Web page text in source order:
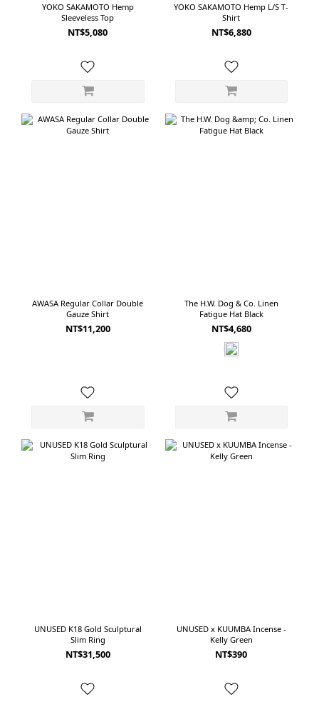
素材的襯衫與短褲搭在一起，視覺上乾淨俐落，穿著上也很輕鬆。有灰及黑兩
色。 上衣:Product Twelve Open Collar Short Sleeve Shirt 使用 Lyocell
澤與柔軟垂墜感，同時也具備良好的吸濕與吸水性。前肩與背部加入皺褶設計，
讓身體與衣服之間多一點空間，夏天穿起來比較不會貼膚。側擺開衩也增加活動
Taffeta 面料，延續柔軟、輕盈與自然垂墜的特性。成套穿很有完整度，分開搭配
理，呈現更自然的霧面質地。看起來不像戶外機能服，更像一件乾淨、好搭的日
常襯衫。 內搭:Product Twelve Super 140’S Merino Tank Top 內搭的極細美麗
諾羊毛背心，負責處理夏天最需要的吸濕、抗菌與防臭。即使長時間外出，也能
讓貼身層維持比較穩定的舒適感。這套適合逛街、外出移動，或是想用一件乾淨
衣服不能只是好看。 在台灣這樣高溫又潮濕的環境裡，穿起來是否透氣、乾爽、
戶外、很運動。Product Twelve 把這些機能藏在乾淨的輪廓、自然的布料表情與
日常可以穿的版型裡。 所以它不是為了炫耀機能，而是讓你在真正炎熱的夏天
裡，還能舒服地穿出自己的樣子。36°C 的日子還會持續很久。 選幾件輕薄、清
YOKO SAKAMOTO Hemp
Sleeveless Top
NT$5,080
YOKO SAKAMOTO Hemp L/S T-
Shirt
NT$6,880
AWASA Regular Collar Double
Gauze Shirt
NT$11,200
The H.W. Dog & Co. Linen
Fatigue Hat Black
NT$4,680
UNUSED K18 Gold Sculptural
Slim Ring
NT$31,500
UNUSED x KUUMBA Incense -
Kelly Green
NT$390